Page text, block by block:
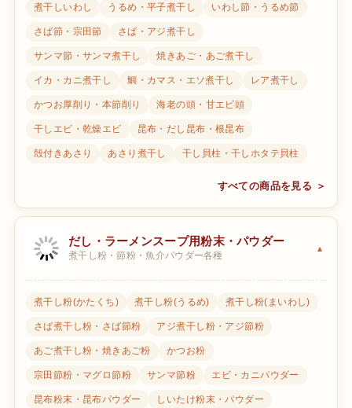
煮干しいわし うるめ・平子煮干し いわし節・うるめ節
さば節・宗田節 さば・アジ煮干し
サンマ節・サンマ煮干し 焼きあご・あご煮干し
イカ・カニ煮干し 鯛・カマス・エソ煮干し レア煮干し
かつお厚削り・本節削り 海老の頭・甘エビ頭
干しエビ・乾燥エビ 昆布・だし昆布・根昆布
殻付きあさり あさり煮干し 干し貝柱・干しホタテ貝柱
すべての商品を見る ＞
だし・ラーメンスープ用粉末・パウダー
煮干し粉・節粉・魚介パウダー各種
煮干し粉(かたくち) 煮干し粉(うるめ) 煮干し粉(まいわし)
さば煮干し粉・さば節粉 アジ煮干し粉・アジ節粉
あご煮干し粉・焼きあご粉 かつお粉
宗田節粉・マグロ節粉 サンマ節粉 エビ・カニパウダー
昆布粉末・昆布パウダー しいたけ粉末・パウダー